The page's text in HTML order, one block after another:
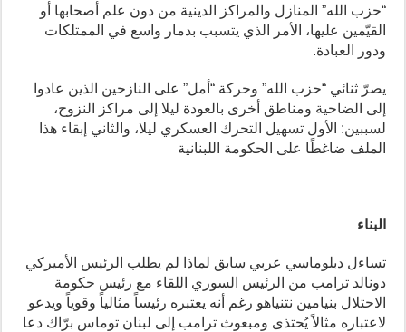
“حزب الله” المنازل والمراكز الدينية من دون علم أصحابها أو
القيّمين عليها، الأمر الذي يتسبب بدمار واسع في الممتلكات
ودور العبادة.
يصرّ ثنائي “حزب الله” وحركة “أمل” على النازحين الذين عادوا
إلى الضاحية ومناطق أخرى بالعودة ليلا إلى مراكز النزوح،
لسببين: الأول تسهيل التحرك العسكري ليلا، والثاني إبقاء هذا
الملف ضاغطًا على الحكومة اللبنانية
البناء
تساءل دبلوماسي عربي سابق لماذا لم يطلب الرئيس الأميركي
دونالد ترامب من الرئيس السوري اللقاء مع رئيس حكومة
الاحتلال بنيامين نتنياهو رغم أنه يعتبره رئيساً مثالياً وقوياً ويدعو
لاعتباره مثالاً يُحتذى ومبعوث ترامب إلى لبنان توماس برّاك دعا